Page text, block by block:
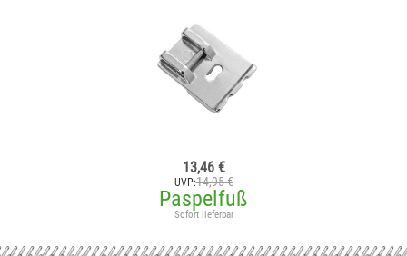
13,46 €
UVP:14,95 €
Paspelfuß
Sofort lieferbar